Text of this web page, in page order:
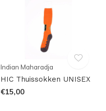
Indian Maharadja
HIC Thuissokken UNISEX
€15,00